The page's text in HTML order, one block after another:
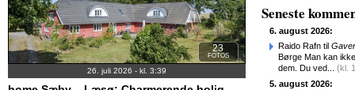
26. juli 2026 - kl. 3:39
23
FOTOS
Seneste
6. august 2026:
Raido Rafn til
Børge Man kan
dem. Du ved... (kl.
5. august 2026: